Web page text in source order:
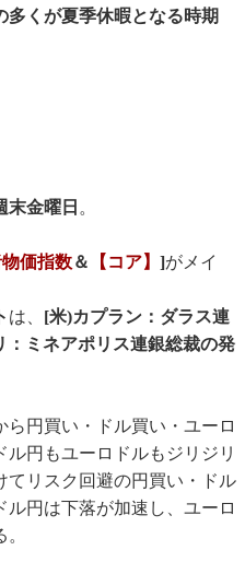
くが夏季休暇となる時期
末金曜日 。
価指数＆ 【コア】 ]がメイ
は、 [米)カプラン：ダラス連
：ミネアポリス連銀総裁の発
円買い・ドル買い・ユーロ
円もユーロドルもジリジリ
てリスク回避の円買い・ドル
円は下落が加速し、ユーロ